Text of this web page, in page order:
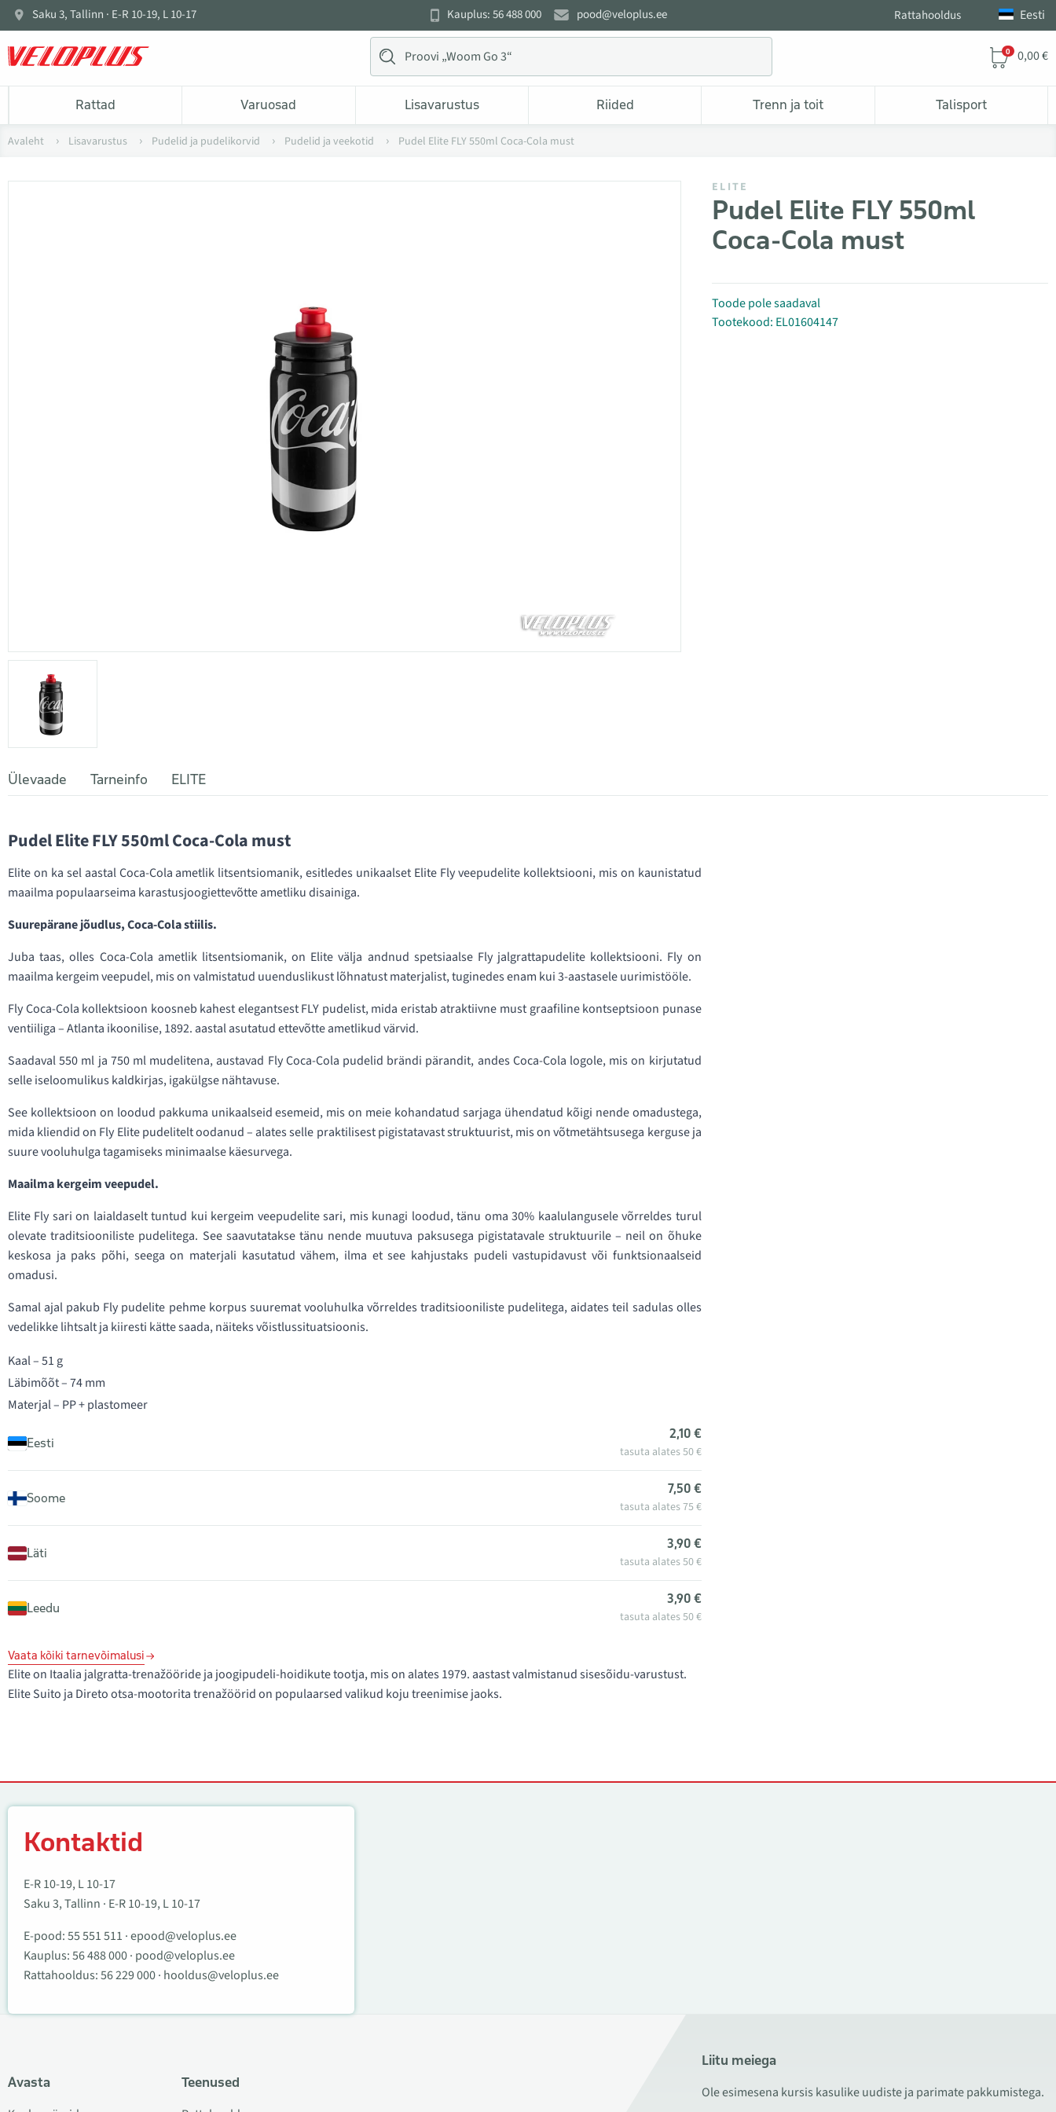
Saku 3, Tallinn · E-R 10-19, L 10-17 Kauplus: 56 488 000 pood@veloplus.ee Rattahooldus Eesti
0 0,00 €
Rattad Varuosad Lisavarustus Riided Trenn ja toit Talisport
Avaleht Lisavarustus Pudelid ja pudelikorvid Pudelid ja veekotid Pudel Elite FLY 550ml Coca-Cola must
ELITE
Pudel Elite FLY 550ml
Coca-Cola must
Toode pole saadaval
Tootekood: EL01604147
Ülevaade Tarneinfo ELITE
Pudel Elite FLY 550ml Coca-Cola must
Elite on ka sel aastal Coca-Cola ametlik litsentsiomanik, esitledes unikaalset Elite Fly veepudelite kollektsiooni, mis on kaunistatud
maailma populaarseima karastusjoogiettevõtte ametliku disainiga.
Suurepärane jõudlus, Coca-Cola stiilis.
Juba taas, olles Coca-Cola ametlik litsentsiomanik, on Elite välja andnud spetsiaalse Fly jalgrattapudelite kollektsiooni. Fly on
maailma kergeim veepudel, mis on valmistatud uuenduslikust lõhnatust materjalist, tuginedes enam kui 3-aastasele uurimistööle.
Fly Coca-Cola kollektsioon koosneb kahest elegantsest FLY pudelist, mida eristab atraktiivne must graafiline kontseptsioon punase
ventiiliga – Atlanta ikoonilise, 1892. aastal asutatud ettevõtte ametlikud värvid.
Saadaval 550 ml ja 750 ml mudelitena, austavad Fly Coca-Cola pudelid brändi pärandit, andes Coca-Cola logole, mis on kirjutatud
selle iseloomulikus kaldkirjas, igakülgse nähtavuse.
See kollektsioon on loodud pakkuma unikaalseid esemeid, mis on meie kohandatud sarjaga ühendatud kõigi nende omadustega,
mida kliendid on Fly Elite pudelitelt oodanud – alates selle praktilisest pigistatavast struktuurist, mis on võtmetähtsusega kerguse ja
suure vooluhulga tagamiseks minimaalse käesurvega.
Maailma kergeim veepudel.
Elite Fly sari on laialdaselt tuntud kui kergeim veepudelite sari, mis kunagi loodud, tänu oma 30% kaalulangusele võrreldes turul
olevate traditsiooniliste pudelitega. See saavutatakse tänu nende muutuva paksusega pigistatavale struktuurile – neil on õhuke
keskosa ja paks põhi, seega on materjali kasutatud vähem, ilma et see kahjustaks pudeli vastupidavust või funktsionaalseid
omadusi.
Samal ajal pakub Fly pudelite pehme korpus suuremat vooluhulka võrreldes traditsiooniliste pudelitega, aidates teil sadulas olles
vedelikke lihtsalt ja kiiresti kätte saada, näiteks võistlussituatsioonis.
Kaal – 51 g
Läbimõõt – 74 mm
Materjal – PP + plastomeer
Eesti
2,10 €
tasuta alates 50 €
Soome
7,50 €
tasuta alates 75 €
Läti
3,90 €
tasuta alates 50 €
Leedu
3,90 €
tasuta alates 50 €
Vaata kõiki tarnevõimalusi
Elite on Itaalia jalgratta-trenažööride ja joogipudeli-hoidikute tootja, mis on alates 1979. aastast valmistanud sisesõidu-varustust.
Elite Suito ja Direto otsa-mootorita trenažöörid on populaarsed valikud koju treenimise jaoks.
Kontaktid
E-R 10-19, L 10-17
Saku 3, Tallinn · E-R 10-19, L 10-17
E-pood:55 551 511 ·epood@veloplus.ee
Kauplus:56 488 000· pood@veloplus.ee
Rattahooldus:56 229 000· hooldus@veloplus.ee
Avasta Teenused
Liitu meiega
Ole esimesena kursis kasulike uudiste ja parimate pakkumistega.